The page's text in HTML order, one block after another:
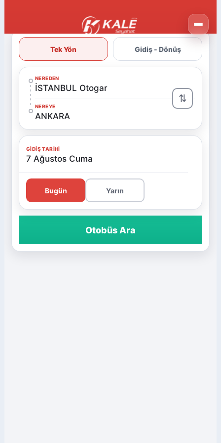
Tek Yön Gidiş - Dönüş
NEREDEN
İSTANBUL Otogar
NEREYE
ANKARA
⇅
GIDIŞ TARIHI
7 Ağustos Cuma
Bugün Yarın
Otobüs Ara